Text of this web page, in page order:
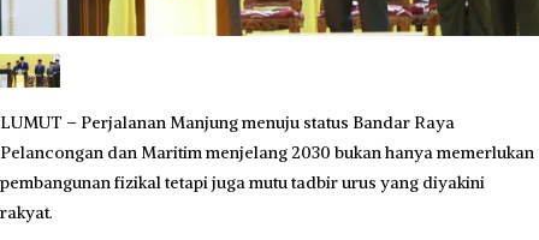
LUMUT – Perjalanan Manjung menuju status Bandar Raya
Pelancongan dan Maritim menjelang 2030 bukan hanya memerlukan
pembangunan fizikal tetapi juga mutu tadbir urus yang diyakini
rakyat.